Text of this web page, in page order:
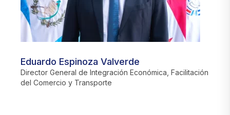
Eduardo Espinoza Valverde
Director General de Integración Económica, Facilitación
del Comercio y Transporte